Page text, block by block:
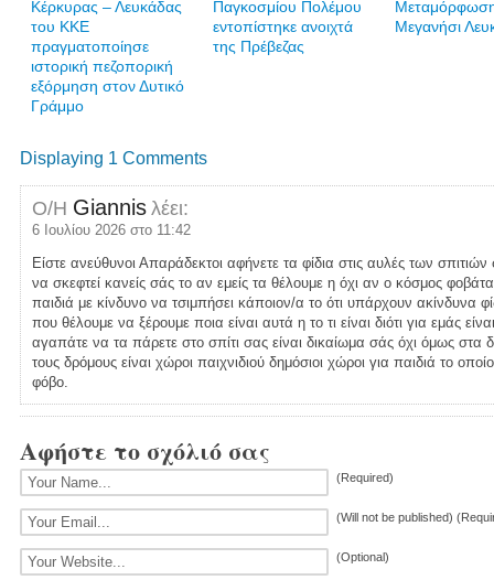
Κέρκυρας – Λευκάδας
του ΚΚΕ
πραγματοποίησε
ιστορική πεζοπορική
εξόρμηση στον Δυτικό
Γράμμο
Παγκοσμίου Πολέμου
εντοπίστηκε ανοιχτά
της Πρέβεζας
Μεγανήσι
Displaying 1 Comments
Ο/Η Giannis λέει:
6 Ιουλίου 2026 στο 11:42
Είστε ανεύθυνοι Απαράδεκτοι αφήνετε τα φίδια στις αυλές των
να σκεφτεί κανείς σάς το αν εμείς τα θέλουμε η όχι αν ο κόσμος
παιδιά με κίνδυνο να τσιμπήσει κάποιον/α το ότι υπάρχουν ακίνδυνα
που θέλουμε να ξέρουμε ποια είναι αυτά η το τι είναι διότι για εμάς
αγαπάτε να τα πάρετε στο σπίτι σας είναι δικαίωμα σάς όχι όμως στα
τους δρόμους είναι χώροι παιχνιδιού δημόσιοι χώροι για παιδιά το
φόβο.
Αφήστε το σχόλιό σας
(Required)
(Will not be published)
(Optional)